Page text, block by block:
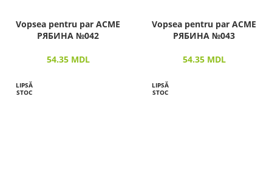
Vopsea pentru par ACME
РЯБИНА №042
54.35 MDL
Vopsea pentru par ACME
РЯБИНА №043
54.35 MDL
LIPSĂ
STOC
LIPSĂ
STOC